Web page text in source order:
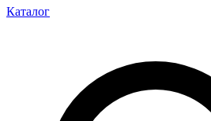
Каталог